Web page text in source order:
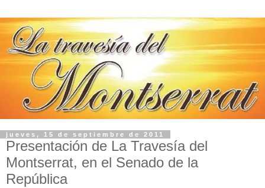
jueves, 15 de septiembre de 2011
Presentación de La Travesía del
Montserrat, en el Senado de la
República